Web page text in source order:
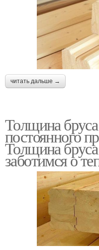
читать дальше →
Толщина
постоянного
Толщина
заботимся о